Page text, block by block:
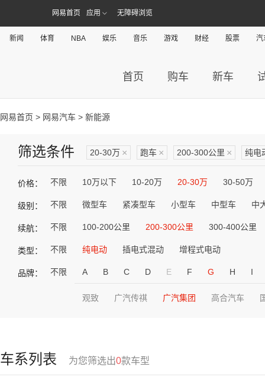
网易首页 应用 无障碍浏览
新闻 体育 NBA 娱乐 音乐 游戏 财经 股票 汽
首页 购车 新车
网易首页 > 网易汽车 > 新能源
筛选条件 20-30万 × 跑车 × 200-300公里 × 纯电
价格： 不限 10万以下 10-20万 20-30万 30-50万
级别： 不限 微型车 紧凑型车 小型车 中型车 中
续航： 不限 100-200公里 200-300公里 300-400公里
类型： 不限 纯电动 插电式混动 增程式电动
品牌： 不限 A B C D E F G H I
观致 广汽传祺 广汽集团 高合汽车
车系列表 为您筛选出0款车型